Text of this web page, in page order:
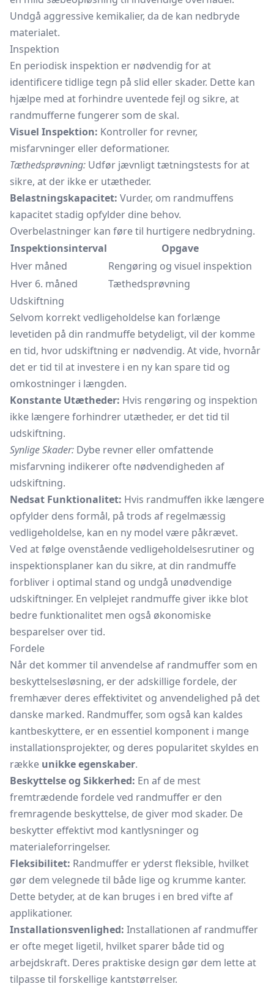
Undgå aggressive kemikalier, da de kan nedbryde
materialet.
Inspektion
En periodisk inspektion er nødvendig for at
identificere tidlige tegn på slid eller skader. Dette kan
hjælpe med at forhindre uventede fejl og sikre, at
randmufferne fungerer som de skal.
Visuel Inspektion: Kontroller for revner,
misfarvninger eller deformationer.
Tæthedsprøvning: Udfør jævnligt tætningstests for at
sikre, at der ikke er utætheder.
Belastningskapacitet: Vurder, om randmuffens
kapacitet stadig opfylder dine behov.
Overbelastninger kan føre til hurtigere nedbrydning.
Inspektionsinterval
Opgave
Hver måned
Rengøring og visuel inspektion
Hver 6. måned
Tæthedsprøvning
Udskiftning
Selvom korrekt vedligeholdelse kan forlænge
levetiden på din randmuffe betydeligt, vil der komme
en tid, hvor udskiftning er nødvendig. At vide, hvornår
det er tid til at investere i en ny kan spare tid og
omkostninger i længden.
Konstante Utætheder: Hvis rengøring og inspektion
ikke længere forhindrer utætheder, er det tid til
udskiftning.
Synlige Skader: Dybe revner eller omfattende
misfarvning indikerer ofte nødvendigheden af
udskiftning.
Nedsat Funktionalitet: Hvis randmuffen ikke længere
opfylder dens formål, på trods af regelmæssig
vedligeholdelse, kan en ny model være påkrævet.
Ved at følge ovenstående vedligeholdelsesrutiner og
inspektionsplaner kan du sikre, at din randmuffe
forbliver i optimal stand og undgå unødvendige
udskiftninger. En velplejet randmuffe giver ikke blot
bedre funktionalitet men også økonomiske
besparelser over tid.
Fordele
Når det kommer til anvendelse af randmuffer som en
beskyttelsesløsning, er der adskillige fordele, der
fremhæver deres effektivitet og anvendelighed på det
danske marked. Randmuffer, som også kan kaldes
kantbeskyttere, er en essentiel komponent i mange
installationsprojekter, og deres popularitet skyldes en
række unikke egenskaber.
Beskyttelse og Sikkerhed: En af de mest
fremtrædende fordele ved randmuffer er den
fremragende beskyttelse, de giver mod skader. De
beskytter effektivt mod kantlysninger og
materialeforringelser.
Fleksibilitet: Randmuffer er yderst fleksible, hvilket
gør dem velegnede til både lige og krumme kanter.
Dette betyder, at de kan bruges i en bred vifte af
applikationer.
Installationsvenlighed: Installationen af randmuffer
er ofte meget ligetil, hvilket sparer både tid og
arbejdskraft. Deres praktiske design gør dem lette at
tilpasse til forskellige kantstørrelser.